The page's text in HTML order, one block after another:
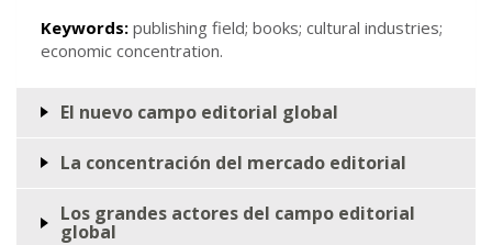
Keywords: publishing field; books; cultural industries;
economic concentration.
El nuevo campo editorial global
La concentración del mercado editorial
Los grandes actores del campo editorial
global